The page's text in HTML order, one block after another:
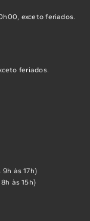
exceto feriados.
feriados.
às 17h)
às 15h)